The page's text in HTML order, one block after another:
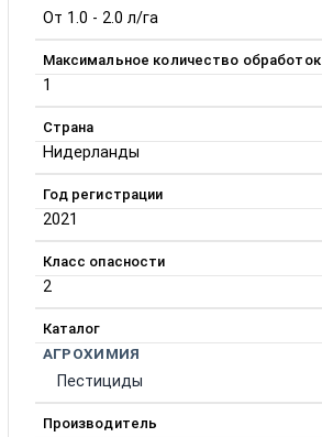
От 1.0 - 2.0 л/га
Максимальное количество обработок
1
Страна
Нидерланды
Год регистрации
2021
Класс опасности
2
Каталог
АГРОХИМИЯ
Пестициды
Производитель